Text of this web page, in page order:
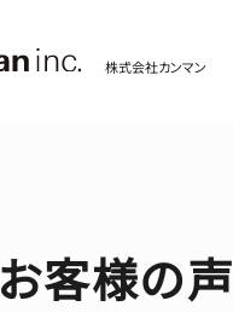
株式会社カンマン
お客様の声